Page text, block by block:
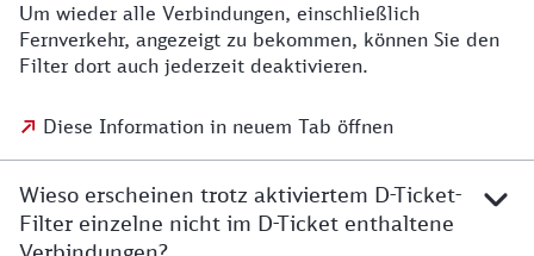
Um wieder alle Verbindungen, einschließlich
Fernverkehr, angezeigt zu bekommen, können Sie den
Filter dort auch jederzeit deaktivieren.
Diese Information in neuem Tab öffnen
Wieso erscheinen trotz aktiviertem D-Ticket-
Filter einzelne nicht im D-Ticket enthaltene